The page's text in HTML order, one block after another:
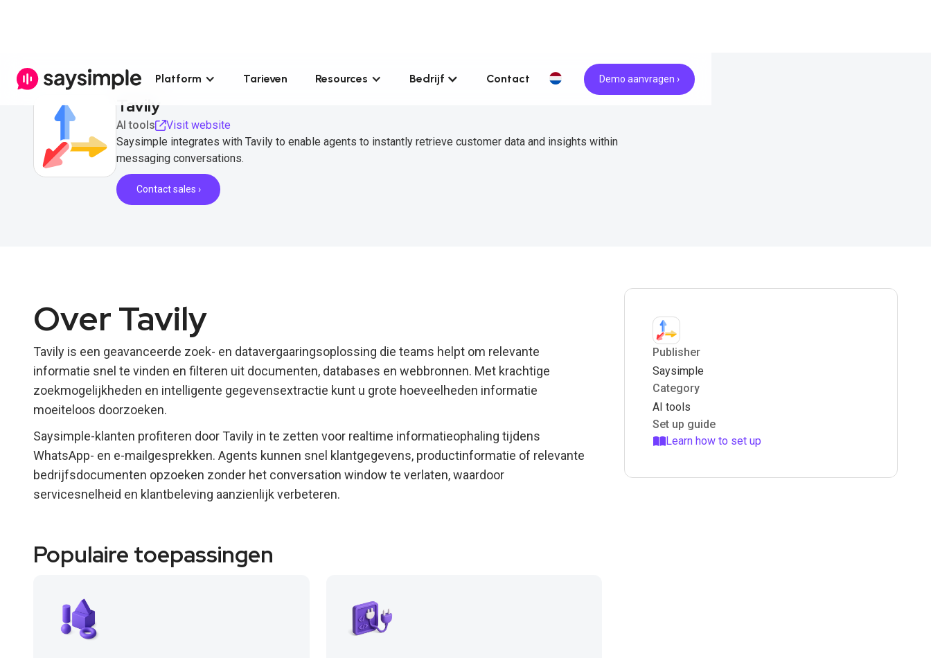
Platform Tarieven Resources Bedrijf Contact Demo aanvragen ›
Tavily
AI tools
Visit website
Saysimple integrates with Tavily to enable agents to instantly retrieve customer data and insights within
messaging conversations.
Contact sales ›
Over Tavily
Tavily is een geavanceerde zoek- en datavergaaringsoplossing die teams helpt om relevante
informatie snel te vinden en filteren uit documenten, databases en webbronnen. Met krachtige
zoekmogelijkheden en intelligente gegevensextractie kunt u grote hoeveelheden informatie
moeiteloos doorzoeken.
Saysimple-klanten profiteren door Tavily in te zetten voor realtime informatieophaling tijdens
WhatsApp- en e-mailgesprekken. Agents kunnen snel klantgegevens, productinformatie of relevante
bedrijfsdocumenten opzoeken zonder het conversation window te verlaten, waardoor
servicesnelheid en klantbeleving aanzienlijk verbeteren.
Populaire toepassingen
Publisher
Saysimple
Category
AI tools
Set up guide
Learn how to set up